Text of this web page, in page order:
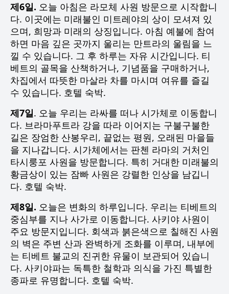
제6일. 오늘 아침은 라모체 사원 방문으로 시작합니
다. 이곳에는 미래불인 미트레야의 상이 모셔져 있
으며, 희망과 미래의 상징입니다. 아침 예불에 참여
하면 마음 깊은 곳까지 울리는 만트라의 울림을 느
낄 수 있습니다. 그 후 하루는 자유 시간입니다. 티
베트의 골목을 산책하거나, 기념품을 구매하거나,
차집에서 따뜻한 마살라 차를 마시며 여유를 즐길
수 있습니다. 호텔 숙박.
제7일. 오늘 우리는 라싸를 떠나 시가체로 이동합니
다. 브라마푸트라 강을 따라 이어지는 구불구불한
길은 장엄한 산봉우리, 끝없는 평원, 오래된 마을들
을 지나갑니다. 시가체에서는 판첸 라마의 거처인
타시룽포 사원을 방문합니다. 특히 거대한 미래불의
황금상이 있는 잠빠 사원은 강렬한 인상을 남깁니
다. 호텔 숙박.
제8일. 오늘은 변화의 하루입니다. 우리는 티베트의
중심부를 지나 사가로 이동합니다. 사키야 사원이
주요 방문지입니다. 회색과 붉은색으로 칠해진 사원
의 벽은 주변 산과 완벽하게 조화를 이루며, 내부에
는 티베트 불교의 진귀한 유물이 보관되어 있습니
다. 사키야파는 독특한 철학과 의식을 가진 특별한
종파로 유명합니다. 호텔 숙박.